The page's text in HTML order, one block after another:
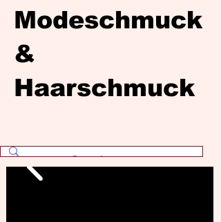
Modeschmuck
&
Haarschmuck